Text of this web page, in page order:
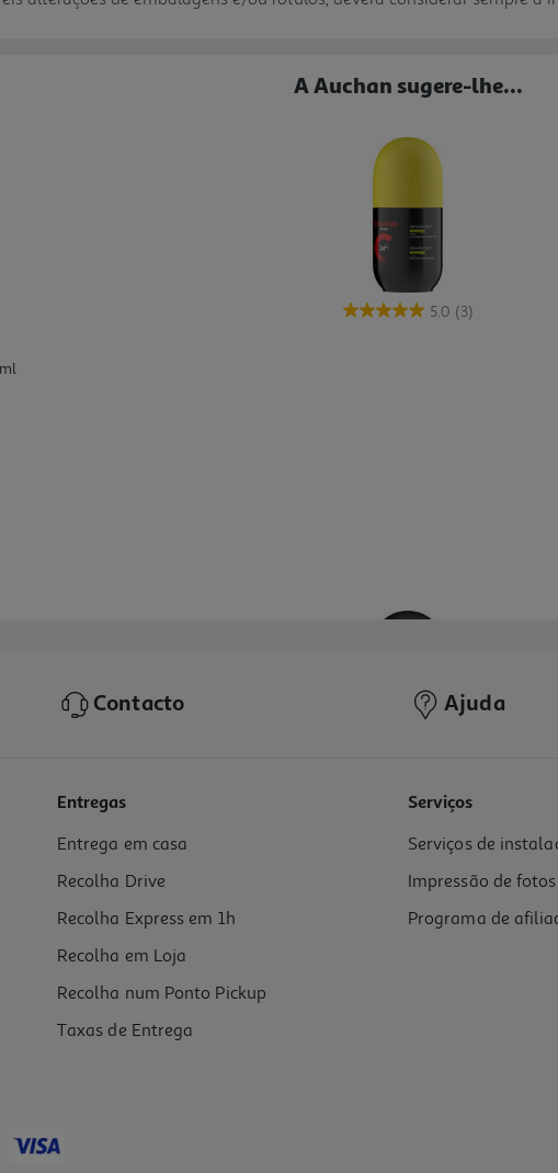
A Auchan sugere-lhe...
5.0 (3)
Preto E Branco 50ml
Contacto Ajuda
Entregas
Entrega em casa
Recolha Drive
Recolha Express em 1h
Recolha em Loja
Recolha num Ponto Pickup
Taxas de Entrega
Serviços
Serviços de
Impressão de fotos
Programa de